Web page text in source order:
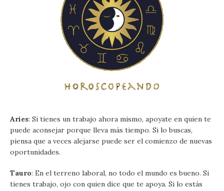
Aries: Si tienes un trabajo ahora mismo, apoyate en quien te
puede aconsejar porque lleva más tiempo. Si lo buscas,
piensa que a veces alejarse puede ser el comienzo de nuevas
oportunidades.
Tauro: En el terreno laboral, no todo el mundo es bueno. Si
tienes trabajo, ojo con quien dice que te apoya. Si lo estás